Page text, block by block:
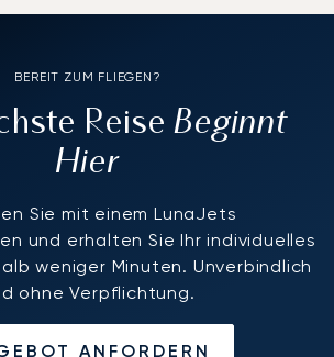
BEREIT ZUM FLIEGEN?
ReiseBeginnt
Hier
Sie mit einem LunaJets
und erhalten Sie Ihr individuelles
weniger Minuten. Unverbindlich
ohne Verpflichtung.
ANFORDERN